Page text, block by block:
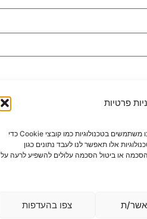
פרטיות
כדי לספק את חוויות המשתמש הטובות ביותר, אנו משתמשים בטכנולוגיות כמו קובצי Cookie כדי
אלו תאפשר לנו לעבד נתונים כגון
הסכמה או ביטול הסכמה עלולים להשפיע לרעה על
ת צפו בהעדפות